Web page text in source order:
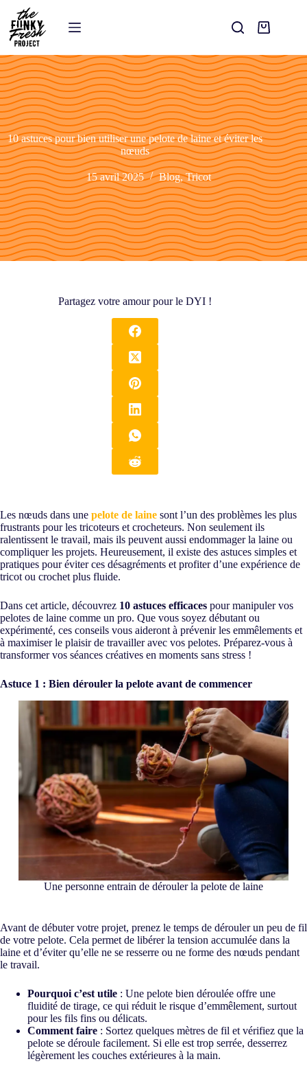
10 astuces pour bien utiliser une pelote de laine et éviter les
nœuds
15 avril 2025 Blog,Tricot
Partagez votre amour pour le DYI !
Les nœuds dans une pelote de laine sont l’un des problèmes les plus
frustrants pour les tricoteurs et crocheteurs. Non seulement ils
ralentissent le travail, mais ils peuvent aussi endommager la laine ou
compliquer les projets. Heureusement, il existe des astuces simples et
pratiques pour éviter ces désagréments et profiter d’une expérience de
tricot ou crochet plus fluide.
Dans cet article, découvrez 10 astuces efficaces pour manipuler vos
pelotes de laine comme un pro. Que vous soyez débutant ou
expérimenté, ces conseils vous aideront à prévenir les emmêlements et
à maximiser le plaisir de travailler avec vos pelotes. Préparez-vous à
transformer vos séances créatives en moments sans stress !
Astuce 1 : Bien dérouler la pelote avant de commencer
Une personne entrain de dérouler la pelote de laine
Avant de débuter votre projet, prenez le temps de dérouler un peu de fil
de votre pelote. Cela permet de libérer la tension accumulée dans la
laine et d’éviter qu’elle ne se resserre ou ne forme des nœuds pendant
le travail.
Pourquoi c’est utile : Une pelote bien déroulée offre une
fluidité de tirage, ce qui réduit le risque d’emmêlement, surtout
pour les fils fins ou délicats.
Comment faire : Sortez quelques mètres de fil et vérifiez que la
pelote se déroule facilement. Si elle est trop serrée, desserrez
légèrement les couches extérieures à la main.